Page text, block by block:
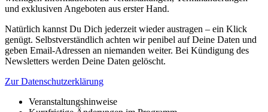
und exklusiven Angeboten aus erster Hand.
Natürlich kannst Du Dich jederzeit wieder austragen – ein Klick
genügt. Selbstverständlich achten wir penibel auf Deine Daten und
geben Email-Adressen an niemanden weiter. Bei Kündigung des
Newsletters werden Deine Daten gelöscht.
Zur Datenschutzerklärung
Veranstaltungshinweise